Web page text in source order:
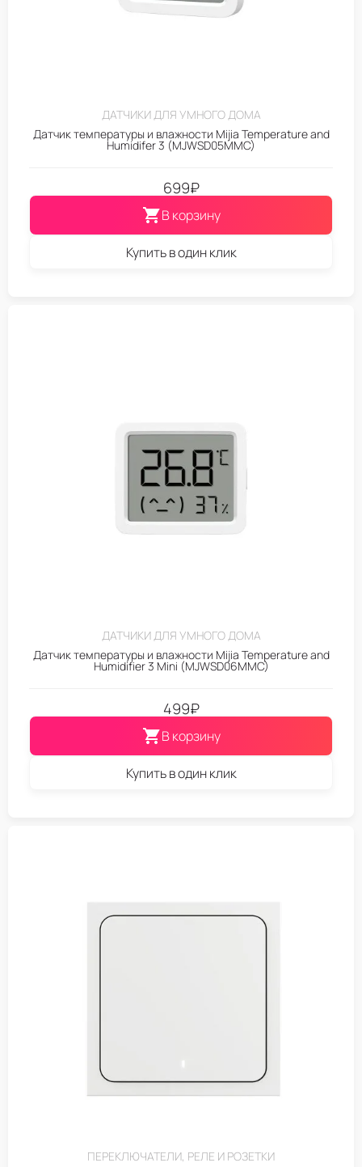
ДАТЧИКИ ДЛЯ УМНОГО ДОМА
Датчик температуры и влажности Mijia Temperature and
Humidifer 3 (MJWSD05MMC)
699₽
В корзину
Купить в один клик
ДАТЧИКИ ДЛЯ УМНОГО ДОМА
Датчик температуры и влажности Mijia Temperature and
Humidifier 3 Mini (MJWSD06MMC)
499₽
В корзину
Купить в один клик
ПЕРЕКЛЮЧАТЕЛИ, РЕЛЕ И РОЗЕТКИ